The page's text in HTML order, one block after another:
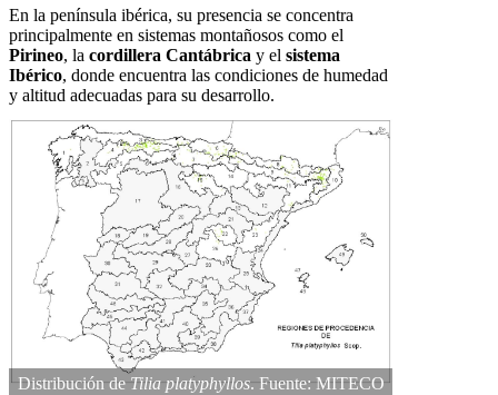
En la península ibérica, su presencia se concentra
principalmente en sistemas montañosos como el
Pirineo, la cordillera Cantábrica y el sistema
Ibérico, donde encuentra las condiciones de humedad
y altitud adecuadas para su desarrollo.
Distribución deTilia platyphyllos. Fuente: MITECO